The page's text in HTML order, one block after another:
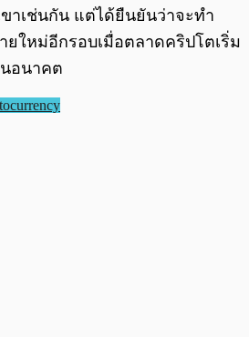
าเช่นกัน แต่ได้ยืนยันว่าจะทำ
ยใหม่อีกรอบเมื่อตลาดคริปโตเริ่ม
อนาคต